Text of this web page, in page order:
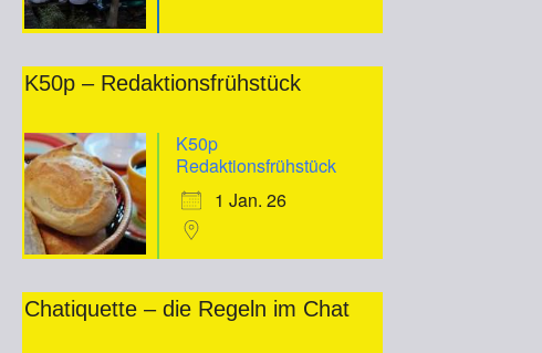
K50p – Redaktionsfrühstück
K50p
Redaktionsfrühstück
1 Jan. 26
Chatiquette – die Regeln im Chat